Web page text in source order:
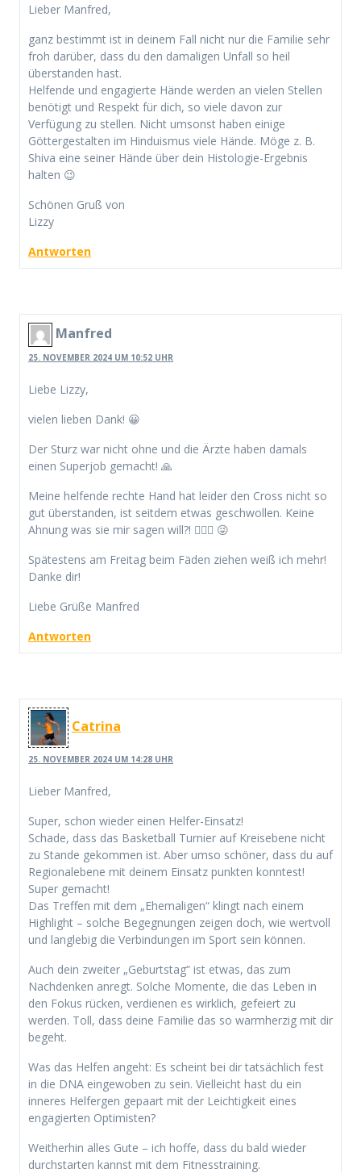
Lieber Manfred,
ganz bestimmt ist in deinem Fall nicht nur die Familie sehr
froh darüber, dass du den damaligen Unfall so heil
überstanden hast.
Helfende und engagierte Hände werden an vielen Stellen
benötigt und Respekt für dich, so viele davon zur
Verfügung zu stellen. Nicht umsonst haben einige
Göttergestalten im Hinduismus viele Hände. Möge z. B.
Shiva eine seiner Hände über dein Histologie-Ergebnis
halten 😉
Schönen Gruß von
Lizzy
Antworten
Manfred
25. NOVEMBER 2024 UM 10:52 UHR
Liebe Lizzy,
vielen lieben Dank! 😀
Der Sturz war nicht ohne und die Ärzte haben damals
einen Superjob gemacht! 🙏
Meine helfende rechte Hand hat leider den Cross nicht so
gut überstanden, ist seitdem etwas geschwollen. Keine
Ahnung was sie mir sagen will?! 🤷🏻‍♂️ 😜
Spätestens am Freitag beim Fäden ziehen weiß ich mehr!
Danke dir!
Liebe Grüße Manfred
Antworten
Catrina
25. NOVEMBER 2024 UM 14:28 UHR
Lieber Manfred,
Super, schon wieder einen Helfer-Einsatz!
Schade, dass das Basketball Turnier auf Kreisebene nicht
zu Stande gekommen ist. Aber umso schöner, dass du auf
Regionalebene mit deinem Einsatz punkten konntest!
Super gemacht!
Das Treffen mit dem „Ehemaligen“ klingt nach einem
Highlight – solche Begegnungen zeigen doch, wie wertvoll
und langlebig die Verbindungen im Sport sein können.
Auch dein zweiter „Geburtstag“ ist etwas, das zum
Nachdenken anregt. Solche Momente, die das Leben in
den Fokus rücken, verdienen es wirklich, gefeiert zu
werden. Toll, dass deine Familie das so warmherzig mit dir
begeht.
Was das Helfen angeht: Es scheint bei dir tatsächlich fest
in die DNA eingewoben zu sein. Vielleicht hast du ein
inneres Helfergen gepaart mit der Leichtigkeit eines
engagierten Optimisten?
Weitherhin alles Gute – ich hoffe, dass du bald wieder
durchstarten kannst mit dem Fitnesstraining.